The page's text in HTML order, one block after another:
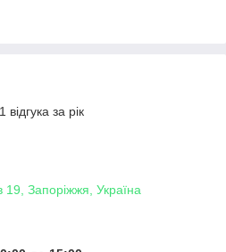
за рік
19, Запоріжжя, Україна